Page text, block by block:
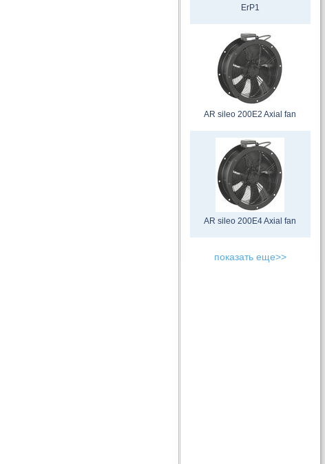
ErP1
AR sileo 200E2 Axial fan
AR sileo 200E4 Axial fan
показать еще>>